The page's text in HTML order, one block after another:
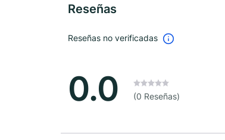
Reseñas
Reseñas no verificadas
0.0 (0 Reseñas)